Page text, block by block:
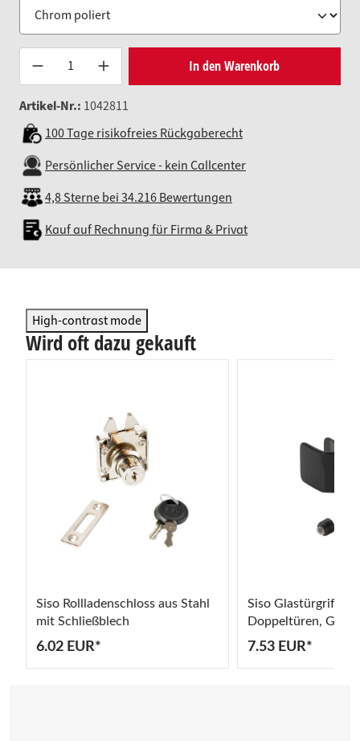
Produkt Anzahl: Gib den
In den Warenkorb
Artikel-Nr.: 1042811
100 Tage risikofreies Rückgaberecht
Persönlicher Service - kein Callcenter
4,8 Sterne bei 34.216 Bewertungen
Kauf auf Rechnung für Firma & Privat
High-contrast mode
Wird oft dazu gekauft
Siso Rollladenschloss aus Stahl
mit Schließblech
6.02 EUR*
Siso Glastürgriff
Doppeltüren,
mm
7.53 EUR*